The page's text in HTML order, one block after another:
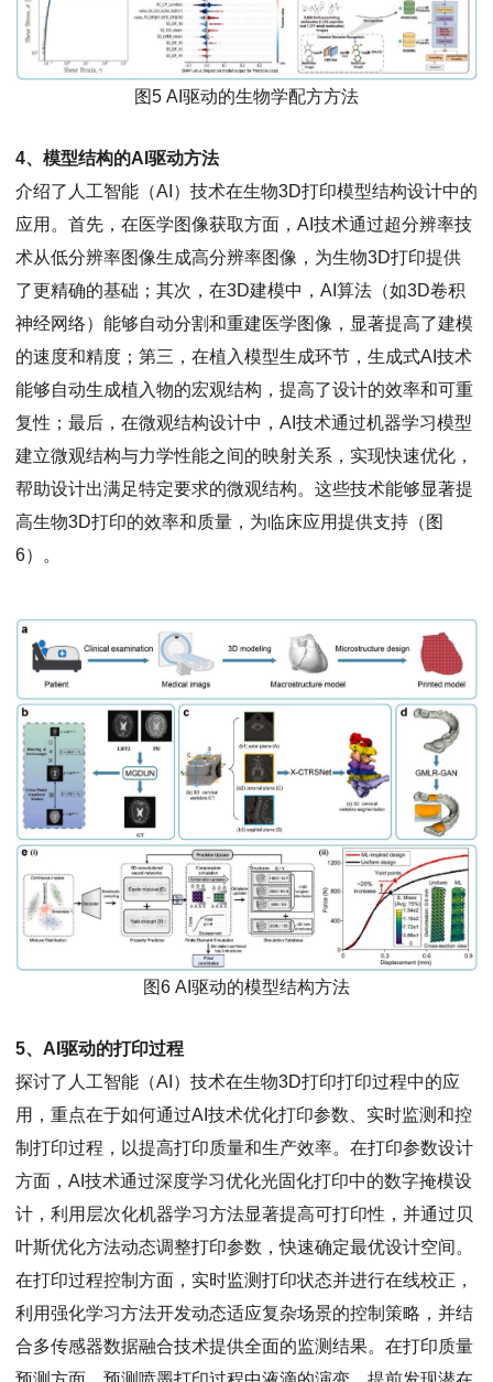
图5 AI驱动的生物学配方方法
4、模型结构的AI驱动方法
介绍了人工智能（AI）技术在生物3D打印模型结构设计中的
应用。首先，在医学图像获取方面，AI技术通过超分辨率技
术从低分辨率图像生成高分辨率图像，为生物3D打印提供
了更精确的基础；其次，在3D建模中，AI算法（如3D卷积
神经网络）能够自动分割和重建医学图像，显著提高了建模
的速度和精度；第三，在植入模型生成环节，生成式AI技术
能够自动生成植入物的宏观结构，提高了设计的效率和可重
复性；最后，在微观结构设计中，AI技术通过机器学习模型
建立微观结构与力学性能之间的映射关系，实现快速优化，
帮助设计出满足特定要求的微观结构。这些技术能够显著提
高生物3D打印的效率和质量，为临床应用提供支持（图
6）。
图6 AI驱动的模型结构方法
5、AI驱动的打印过程
探讨了人工智能（AI）技术在生物3D打印打印过程中的应
用，重点在于如何通过AI技术优化打印参数、实时监测和控
制打印过程，以提高打印质量和生产效率。在打印参数设计
方面，AI技术通过深度学习优化光固化打印中的数字掩模设
计，利用层次化机器学习方法显著提高可打印性，并通过贝
叶斯优化方法动态调整打印参数，快速确定最优设计空间。
在打印过程控制方面，实时监测打印状态并进行在线校正，
利用强化学习方法开发动态适应复杂场景的控制策略，并结
合多传感器数据融合技术提供全面的监测结果。在打印质量